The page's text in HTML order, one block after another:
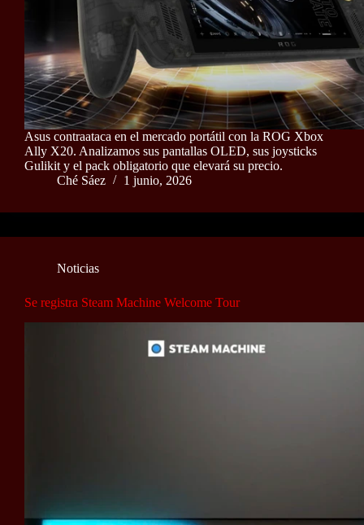
Asus contraataca en el mercado portátil con la ROG Xbox
Ally X20. Analizamos sus pantallas OLED, sus joysticks
Gulikit y el pack obligatorio que elevará su precio.
Ché Sáez
1 junio, 2026
Noticias
Se registra Steam Machine Welcome Tour